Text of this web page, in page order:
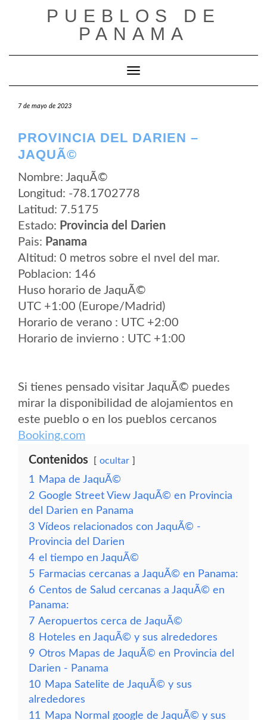
PUEBLOS DE
PANAMA
Cambiar modo de navegación
7 de mayo de 2023
PROVINCIA DEL DARIEN –
JAQUÃ©
Nombre: JaquÃ©
Longitud: -78.1702778
Latitud: 7.5175
Estado: Provincia del Darien
Pais: Panama
Altitud: 0 metros sobre el nvel del mar.
Poblacion: 146
Huso horario de JaquÃ©
UTC +1:00 (Europe/Madrid)
Horario de verano : UTC +2:00
Horario de invierno : UTC +1:00
Si tienes pensado visitar JaquÃ© puedes
mirar la disponibilidad de alojamientos en
este pueblo o en los pueblos cercanos
Booking.com
Contenidos ocultar
1
Mapa de JaquÃ©
2 Google Street View JaquÃ© en Provincia
del Darien en Panama
3 Vídeos relacionados con JaquÃ© -
Provincia del Darien
4 el tiempo en JaquÃ©
5 Farmacias cercanas a JaquÃ© en Panama:
6 Centos de Salud cercanas a JaquÃ© en
Panama:
7 Aeropuertos cerca de JaquÃ©
8 Hoteles en JaquÃ© y sus alrededores
9 Otros Mapas de JaquÃ© en Provincia del
Darien - Panama
10 Mapa Satelite de JaquÃ© y sus
alrededores
11
Mapa Normal google de JaquÃ© y sus